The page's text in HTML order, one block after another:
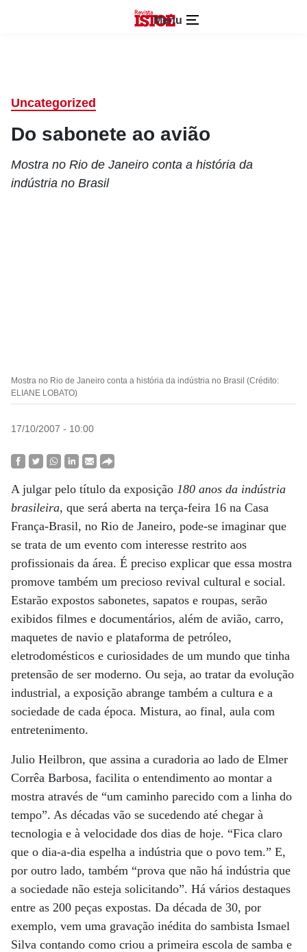
Menu
Uncategorized
Do sabonete ao avião
Mostra no Rio de Janeiro conta a história da
indústria no Brasil
Mostra no Rio de Janeiro conta a história da indústria no Brasil (Crédito:
ELIANE LOBATO)
17/10/2007 - 10:00
A julgar pelo título da exposição 180 anos da indústria
brasileira, que será aberta na terça-feira 16 na Casa
França-Brasil, no Rio de Janeiro, pode-se imaginar que
se trata de um evento com interesse restrito aos
profissionais da área. É preciso explicar que essa mostra
promove também um precioso revival cultural e social.
Estarão expostos sabonetes, sapatos e roupas, serão
exibidos filmes e documentários, além de avião, carro,
maquetes de navio e plataforma de petróleo,
eletrodomésticos e curiosidades de um mundo que tinha
pretensão de ser moderno. Ou seja, ao tratar da evolução
industrial, a exposição abrange também a cultura e a
sociedade de cada época. Mistura, ao final, aula com
entretenimento.
Julio Heilbron, que assina a curadoria ao lado de Elmer
Corrêa Barbosa, facilita o entendimento ao montar a
mostra através de “um caminho parecido com a linha do
tempo”. As décadas vão se sucedendo até chegar à
tecnologia e à velocidade dos dias de hoje. “Fica claro
que o dia-a-dia espelha a indústria que o povo tem.” E,
por outro lado, também “prova que não há indústria que
a sociedade não esteja solicitando”. Há vários destaques
entre as 200 peças expostas. Da década de 30, por
exemplo, vem uma gravação inédita do sambista Ismael
Silva contando como criou a primeira escola de samba e